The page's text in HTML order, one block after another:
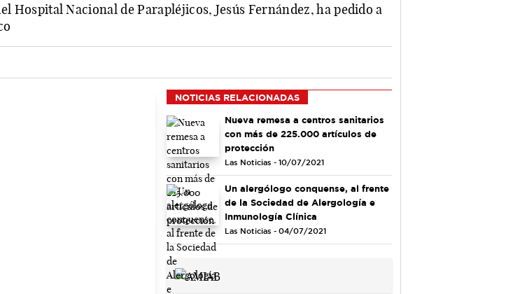
Hospital Nacional de Parapléjicos, Jesús Fernández, ha pedido a
NOTICIAS RELACIONADAS
Nueva remesa a centros sanitarios
con más de 225.000 artículos de
protección
Las Noticias - 10/07/2021
Un alergólogo conquense, al frente
de la Sociedad de Alergología e
Inmunología Clínica
Las Noticias - 04/07/2021